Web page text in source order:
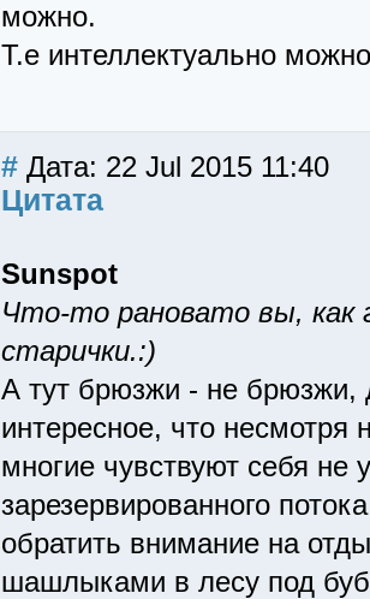
можно.
Т.е интеллектуально
# Дата: 22 Jul 2015 11:40
Цитата
Sunspot
Что-то рановато вы, как
старички.:)
А тут брюзжи - не брюзжи,
интересное, что
многие чувствуют себя не
зарезервированного
обратить внимание на
шашлыками в лесу под